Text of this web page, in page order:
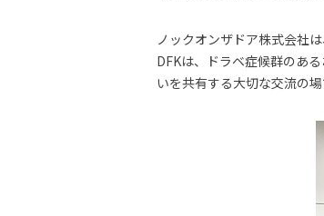
ノックオンザドア株式会社
DFKは、ドラベ症候群のあ
いを共有する大切な交流の場